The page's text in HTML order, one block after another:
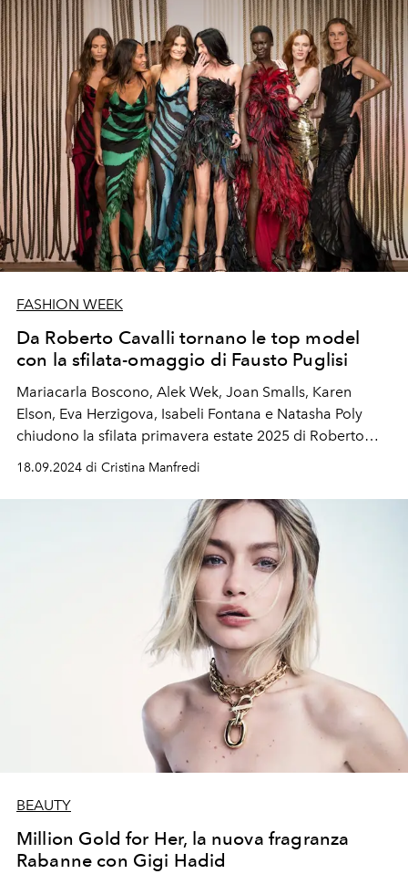
FASHION WEEK
Da Roberto Cavalli tornano le top model
con la sfilata-omaggio di Fausto Puglisi
Mariacarla Boscono, Alek Wek, Joan Smalls, Karen
Elson, Eva Herzigova, Isabeli Fontana e Natasha Poly
chiudono la sfilata primavera estate 2025 di Roberto
Cavalli. Alla Milano Fashion Week arriva l'omaggio allo
18.09.2024 di Cristina Manfredi
BEAUTY
Million Gold for Her, la nuova fragranza
Rabanne con Gigi Hadid